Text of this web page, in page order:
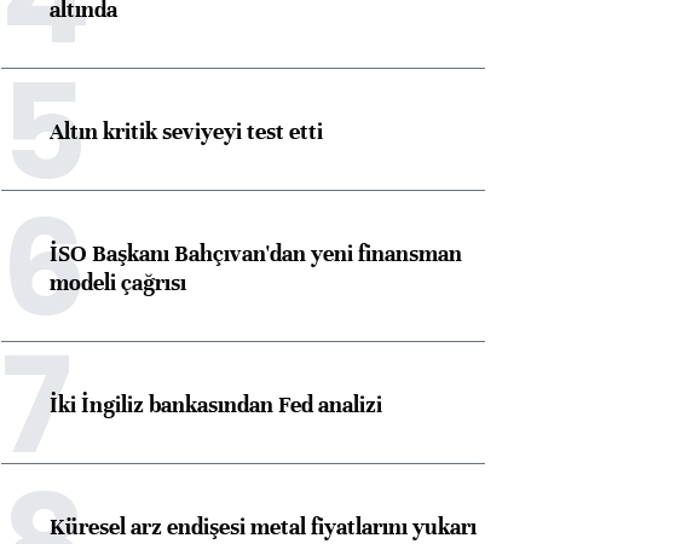
altında
5Altın kritik seviyeyi test etti
6İSO Başkanı Bahçıvan'dan yeni finansman
modeli çağrısı
7İki İngiliz bankasından Fed analizi
Küresel arz endişesi metal fiyatlarını yukarı